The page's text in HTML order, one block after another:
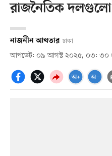
রাজনৈতিক দলগুলো
নাজনীন আখতার ঢাকা
আপডেট: ০৯ আগস্ট ২০২৫, ০৩: ৩০